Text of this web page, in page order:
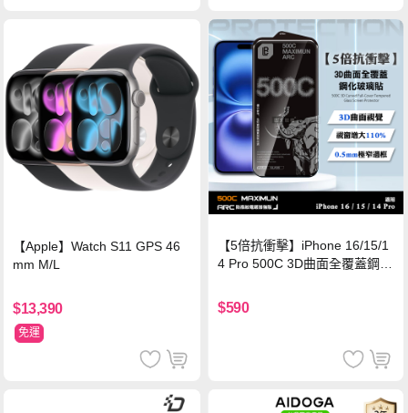
【Apple】Watch S11 GPS 46
mm M/L
$13,390
免運
【5倍抗衝擊】iPhone 16/15/1
4 Pro 500C 3D曲面全覆蓋鋼化
保護貼
$590